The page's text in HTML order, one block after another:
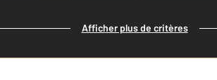
Afficher plus de critères